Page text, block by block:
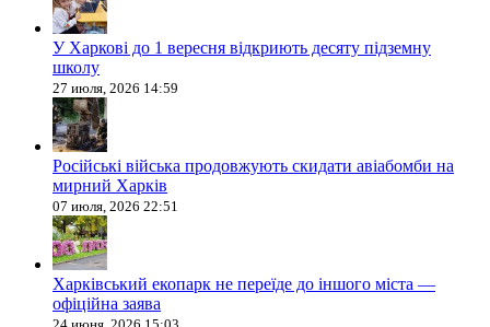
У Харкові до 1 вересня відкриють десяту підземну
школу
27 июля, 2026 14:59
Російські війська продовжують скидати авіабомби на
мирний Харків
07 июля, 2026 22:51
Харківський екопарк не переїде до іншого міста —
офіційна заява